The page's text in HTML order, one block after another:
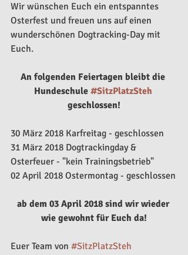
Wir wünschen Euch ein entspanntes
Osterfest und freuen uns auf einen
wunderschönen Dogtracking-Day mit
Euch.
An folgenden Feiertagen bleibt die
Hundeschule #SitzPlatzSteh
geschlossen!
30 März 2018 Karfreitag - geschlossen
31 März 2018 Dogtrackingday &
Osterfeuer - "kein Trainingsbetrieb"
02 April 2018 Ostermontag - geschlossen
ab dem 03 April 2018 sind wir wieder
wie gewohnt für Euch da!
Euer Team von #SitzPlatzSteh